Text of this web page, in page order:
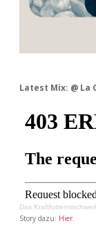
Latest Mix: @ La
Das
Story dazu: Hier.